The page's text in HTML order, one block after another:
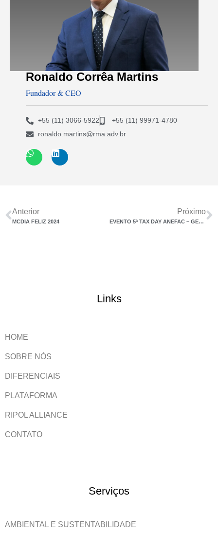
Ronaldo Corrêa Martins
Fundador & CEO
+55 (11) 3066-5922
+55 (11) 99971-4780
ronaldo.martins@rma.adv.br
Anterior
MCDIA FELIZ 2024
Próximo
EVENTO 5ª TAX DAY ANEFAC – GESTÃO TRIBUTÁRIA SUSTENTÁVEL
Links
HOME
SOBRE NÓS
DIFERENCIAIS
PLATAFORMA
RIPOL ALLIANCE
CONTATO
Serviços
AMBIENTAL E SUSTENTABILIDADE